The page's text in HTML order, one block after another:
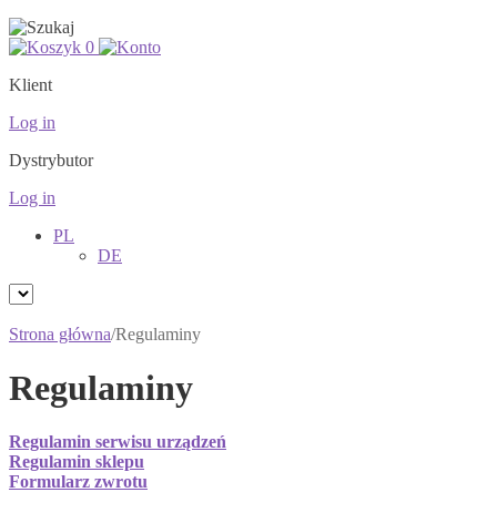
0
Klient
Log in
Dystrybutor
Log in
PL
DE
Strona główna/Regulaminy
Regulaminy
Regulamin serwisu urządzeń
Regulamin sklepu
Formularz zwrotu